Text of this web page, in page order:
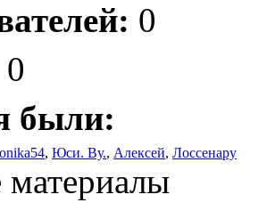
0
0
были:
, Юси. Ву., Алексей, Лоссенару